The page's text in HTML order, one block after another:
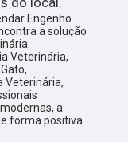
Engenho
a solução
Veterinária,
Veterinária,
a
forma positiva